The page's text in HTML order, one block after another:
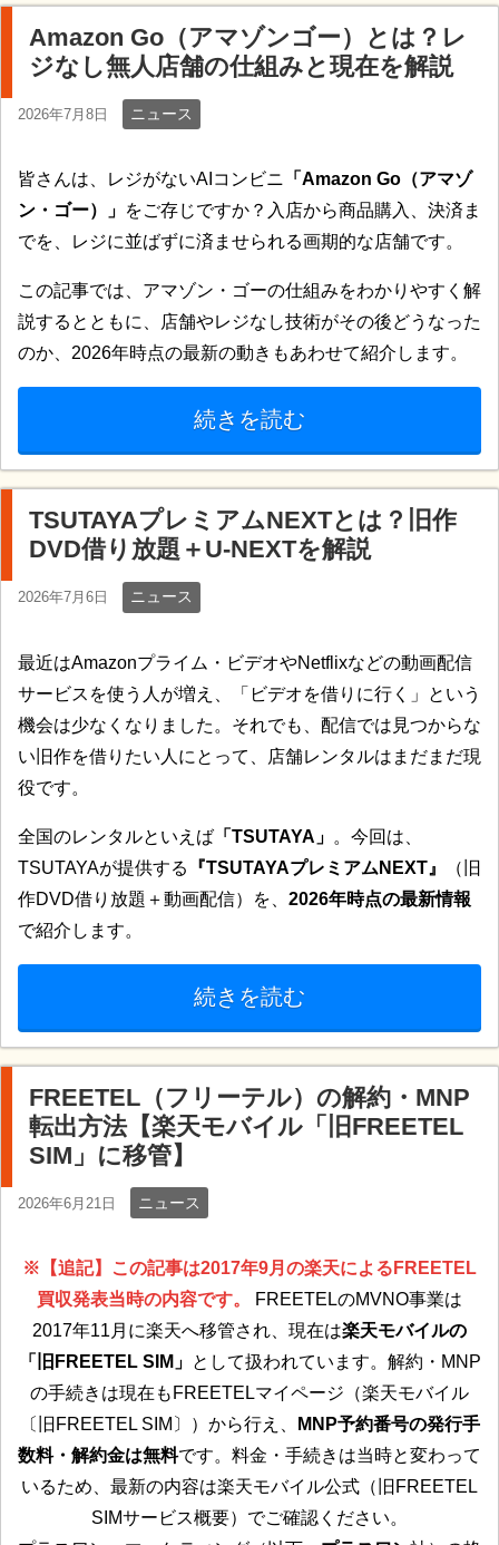
Amazon Go（アマゾンゴー）とは？レ
ジなし無人店舗の仕組みと現在を解説
2026年7月8日 ニュース
皆さんは、レジがないAIコンビニ 「Amazon Go（アマゾ
ン・ゴー）」 をご存じですか？入店から商品購入、決済ま
でを、レジに並ばずに済ませられる画期的な店舗です。
この記事では、アマゾン・ゴーの仕組みをわかりやすく解
説するとともに、店舗やレジなし技術がその後どうなった
のか、2026年時点の最新の動きもあわせて紹介します。
続きを読む
TSUTAYAプレミアムNEXTとは？旧作
DVD借り放題＋U-NEXTを解説
2026年7月6日 ニュース
最近はAmazonプライム・ビデオやNetflixなどの動画配信
サービスを使う人が増え、「ビデオを借りに行く」という
機会は少なくなりました。それでも、配信では見つからな
い旧作を借りたい人にとって、店舗レンタルはまだまだ現
役です。
全国のレンタルといえば 「TSUTAYA」 。今回は、
TSUTAYAが提供する
『TSUTAYAプレミアムNEXT』
（旧
作DVD借り放題＋動画配信）を、 2026年時点の最新情報
で紹介します。
続きを読む
FREETEL（フリーテル）の解約・MNP
転出方法【楽天モバイル「旧FREETEL
SIM」に移管】
2026年6月21日 ニュース
※【追記】この記事は2017年9月の楽天によるFREETEL
買収発表当時の内容です。
FREETELのMVNO事業は
2017年11月に楽天へ移管され、現在は楽天モバイルの
「旧FREETEL SIM」 として扱われています。解約・MNP
の手続きは現在もFREETELマイページ（楽天モバイル
〔旧FREETEL SIM〕）から行え、
MNP予約番号の発行手
数料・解約金は無料です。料金・手続きは当時と変わって
いるため、最新の内容は楽天モバイル公式（旧FREETEL
SIMサービス概要）でご確認ください。